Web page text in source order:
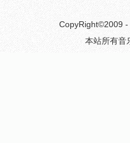
CopyRight©2009 -
本站所有音